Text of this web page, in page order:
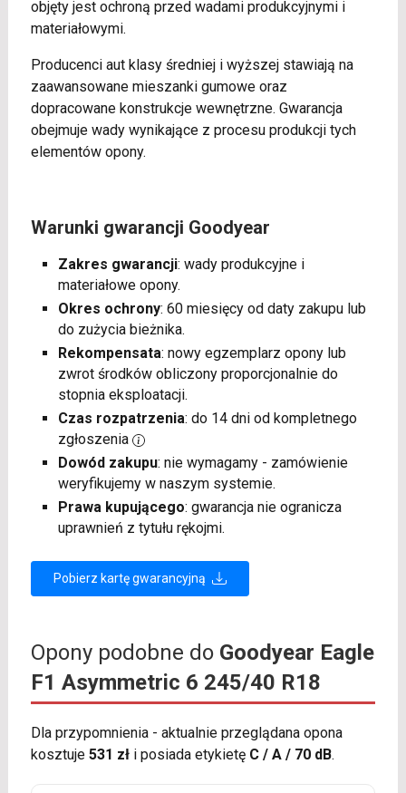
objęty jest ochroną przed wadami produkcyjnymi i
materiałowymi.
Producenci aut klasy średniej i wyższej stawiają na
zaawansowane mieszanki gumowe oraz
dopracowane konstrukcje wewnętrzne. Gwarancja
obejmuje wady wynikające z procesu produkcji tych
elementów opony.
Warunki gwarancji Goodyear
Zakres gwarancji: wady produkcyjne i
materiałowe opony.
Okres ochrony: 60 miesięcy od daty zakupu lub
do zużycia bieżnika.
Rekompensata: nowy egzemplarz opony lub
zwrot środków obliczony proporcjonalnie do
stopnia eksploatacji.
Czas rozpatrzenia: do 14 dni od kompletnego
zgłoszenia
Dowód zakupu: nie wymagamy - zamówienie
weryfikujemy w naszym systemie.
Prawa kupującego: gwarancja nie ogranicza
uprawnień z tytułu rękojmi.
Pobierz kartę gwarancyjną
Opony podobne do Goodyear Eagle
F1 Asymmetric 6 245/40 R18
Dla przypomnienia - aktualnie przeglądana opona
kosztuje 531 złi posiada etykietę C / A / 70 dB.